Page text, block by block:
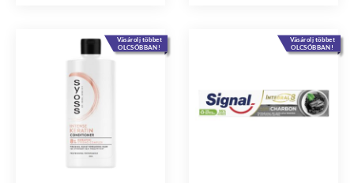
Vásárolj többet
OLCSÓBBAN!
Vásárolj többet
OLCSÓBBAN!